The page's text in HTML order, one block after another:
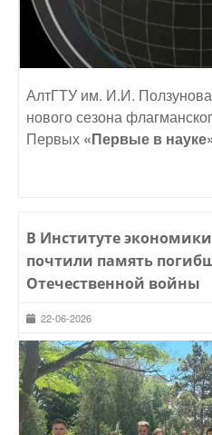
АлтГТУ им. И.И.
нового сезона
Первых «Первые в
В Институте
почтили память
Отечественной войны
22-06-2026